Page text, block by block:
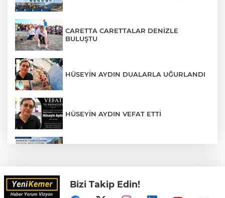
CARETTA CARETTALAR DENİZLE
BULUŞTU
HÜSEYİN AYDIN DUALARLA UĞURLANDI
HÜSEYİN AYDIN VEFAT ETTİ
Sahilde Tek Başına Bir Özgürlük Hikâyesi
Bizi Takip Edin!